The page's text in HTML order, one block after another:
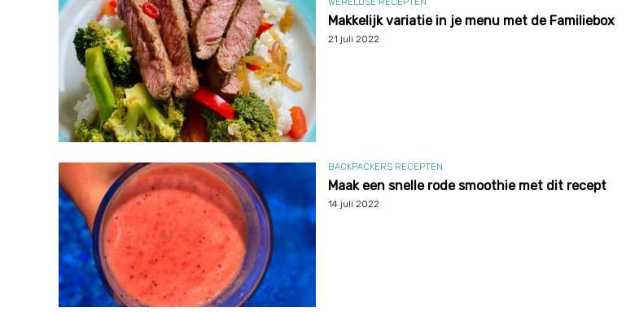
Makkelijk variatie in je menu met de Familiebox
21 juli 2022
BACKPACKERS RECEPTEN
Maak een snelle rode smoothie met dit recept
14 juli 2022